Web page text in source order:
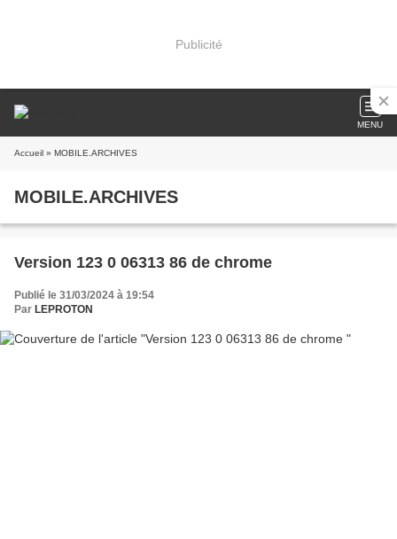
Publicité
MENU
Accueil » MOBILE.ARCHIVES
MOBILE.ARCHIVES
Version 123 0 06313 86 de chrome
Publié le 31/03/2024 à 19:54
Par LEPROTON